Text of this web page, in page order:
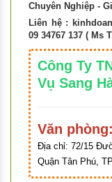
Chuyên Nghiệp -
Liên hệ :
09 34767 137 ( Ms
Công Ty
Vụ Sang
Văn phòng:
Địa chỉ: 72/15
Quận Tân Phú,